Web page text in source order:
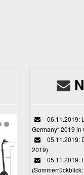
06.11.2019:
Germany“ 2019
05.11.2019:
2019)
05.11.2019: